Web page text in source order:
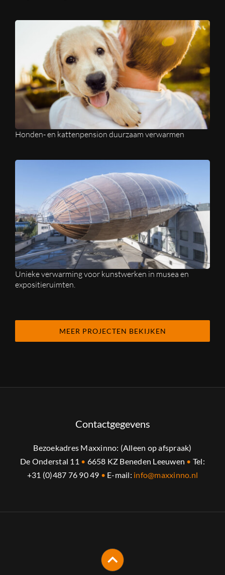
Honden- en kattenpension duurzaam verwarmen
Unieke verwarming voor kunstwerken in musea en
expositieruimten.
MEER PROJECTEN BEKIJKEN
Contactgegevens
Bezoekadres Maxxinno: (Alleen op afspraak)
De Onderstal 11 • 6658 KZ Beneden Leeuwen • Tel:
+31 (0)487 76 90 49 • E-mail: info@maxxinno.nl